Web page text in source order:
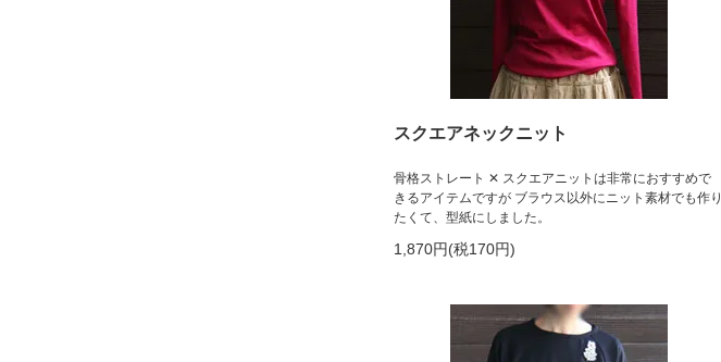
スクエアネックニット
骨格ストレート ✕ スクエアニットは非常におすすめで
きるアイテムですが ブラウス以外にニット素材でも作り
たくて、型紙にしました。
1,870円(税170円)